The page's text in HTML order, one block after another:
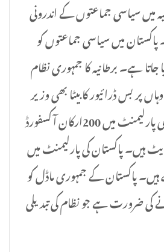
میں سیاسی جماعتوں کے اندرونی
میں سیاسی جماعتوں کو
جاتا ہے۔ برطانیہ کا جمہوری نظام
پر بس ڈرائیور کا بیٹا بھی وزیر
بن سکتا ہے۔ برطانوی پارلیمنٹ میں 200ارکان آکسفورڈ
ہیں۔ پاکستان کی پارلیمنٹ میں
ہیں۔ پاکستان کے جمہوری ماڈل کو
کی ضرورت ہے جو نظام کی تبدیلی